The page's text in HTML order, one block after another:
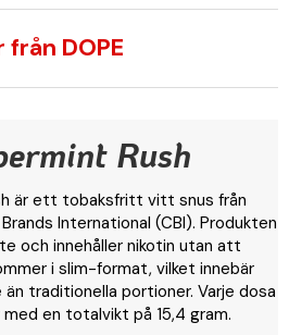
DOPE
Rush
är ett tobaksfritt vitt snus från
International (CBI). Produkten
och innehåller nikotin utan att
i slim-format, vilket innebär
traditionella portioner. Varje dosa
en totalvikt på 15,4 gram.